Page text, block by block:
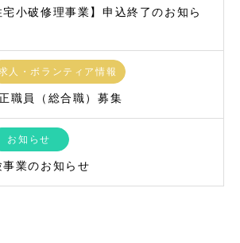
宅小破修理事業】申込終了のお知ら
人・ボランティア情報
職員（総合職）募集
お知らせ
業のお知らせ